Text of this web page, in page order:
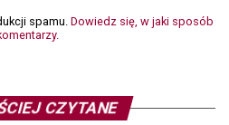
spamu.Dowiedz się, w jaki sposób
CZYTANE